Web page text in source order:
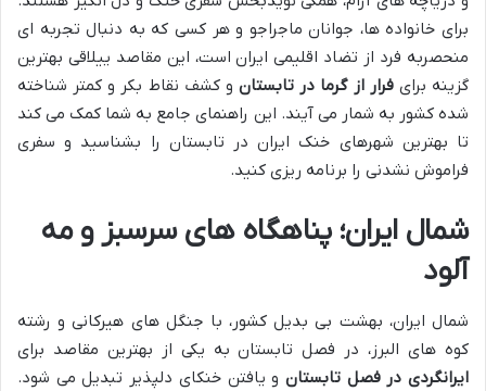
برای خانواده ها، جوانان ماجراجو و هر کسی که به دنبال تجربه ای
منحصربه فرد از تضاد اقلیمی ایران است، این مقاصد ییلاقی بهترین
گزینه برایفرار از گرما در تابستانو کشف نقاط بکر و کمتر شناخته
شده کشور به شمار می آیند. این راهنمای جامع به شما کمک می کند
تا بهترین شهرهای خنک ایران در تابستان را بشناسید و سفری
فراموش نشدنی را برنامه ریزی کنید.
شمال ایران؛ پناهگاه های سرسبز و مه
آلود
شمال ایران، بهشت بی بدیل کشور، با جنگل های هیرکانی و رشته
کوه های البرز، در فصل تابستان به یکی از بهترین مقاصد برای
ایرانگردی در فصل تابستان و یافتن خنکای دلپذیر تبدیل می شود.